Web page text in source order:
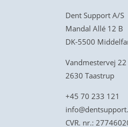
Dent Support A/S
Mandal Allé 12 B
DK-5500
Vandmestervej 22
2630 Taastrup
+45 70 233 121
CVR. nr.: